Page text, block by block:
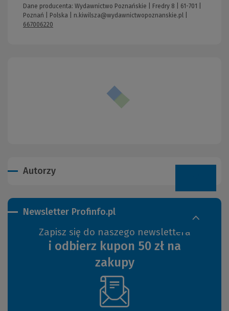
Dane producenta: Wydawnictwo Poznańskie | Fredry 8 | 61-701 |
Poznań | Polska | n.kiwilsza@wydawnictwopoznanskie.pl
667006220
Autorzy
Newsletter Profinfo.pl
Zapisz się do naszego newslettera
i odbierz kupon 50 zł na
zakupy
(Nowe
okno)